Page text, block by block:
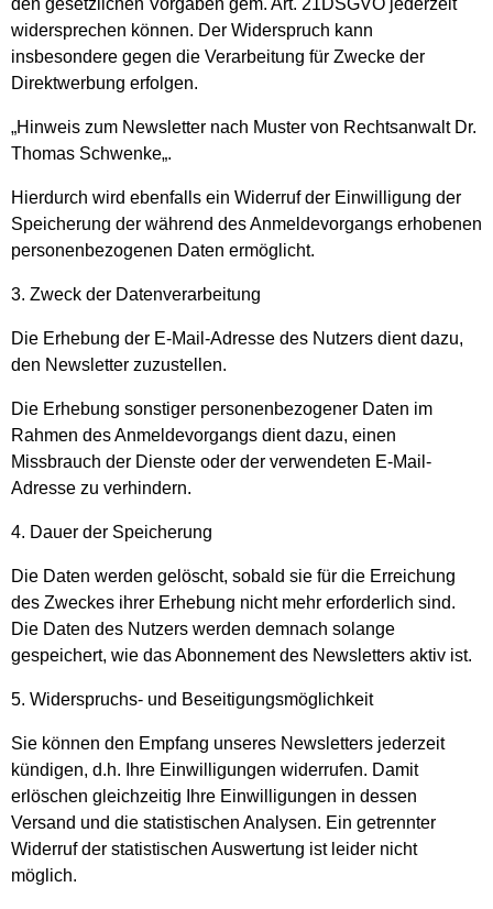
den gesetzlichen Vorgaben gem. Art. 21DSGVO jederzeit
widersprechen können. Der Widerspruch kann
insbesondere gegen die Verarbeitung für Zwecke der
Direktwerbung erfolgen.
„Hinweis zum Newsletter nach Muster von Rechtsanwalt Dr.
Thomas Schwenke„.
Hierdurch wird ebenfalls ein Widerruf der Einwilligung der
Speicherung der während des Anmeldevorgangs erhobenen
personenbezogenen Daten ermöglicht.
3. Zweck der Datenverarbeitung
Die Erhebung der E-Mail-Adresse des Nutzers dient dazu,
den Newsletter zuzustellen.
Die Erhebung sonstiger personenbezogener Daten im
Rahmen des Anmeldevorgangs dient dazu, einen
Missbrauch der Dienste oder der verwendeten E-Mail-
Adresse zu verhindern.
4. Dauer der Speicherung
Die Daten werden gelöscht, sobald sie für die Erreichung
des Zweckes ihrer Erhebung nicht mehr erforderlich sind.
Die Daten des Nutzers werden demnach solange
gespeichert, wie das Abonnement des Newsletters aktiv ist.
5. Widerspruchs- und Beseitigungsmöglichkeit
Sie können den Empfang unseres Newsletters jederzeit
kündigen, d.h. Ihre Einwilligungen widerrufen. Damit
erlöschen gleichzeitig Ihre Einwilligungen in dessen
Versand und die statistischen Analysen. Ein getrennter
Widerruf der statistischen Auswertung ist leider nicht
möglich.